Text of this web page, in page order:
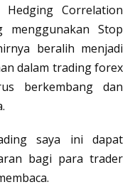
Correlation
Stop
beralih menjadi
dalam trading forex
berkembang dan
saya ini dapat
bagi para trader